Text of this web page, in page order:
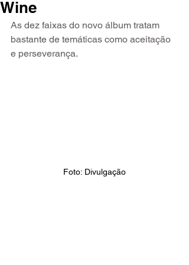
Wine
As dez faixas do novo álbum tratam
bastante de temáticas como aceitação
e perseverança.
Foto: Divulgação